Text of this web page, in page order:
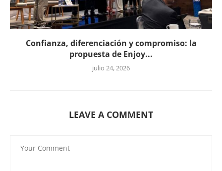
Confianza, diferenciación y compromiso: la
propuesta de Enjoy...
julio 24, 2026
LEAVE A COMMENT